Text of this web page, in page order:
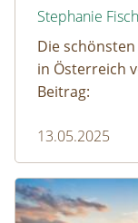
Stephanie
Die
in Österreich
Beitrag:
13.05.2025
Wandern im